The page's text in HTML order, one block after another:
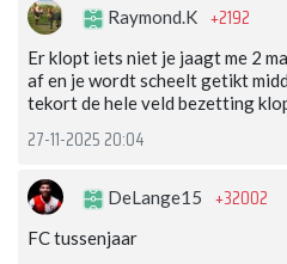
Raymond.K +2192
Er klopt iets niet je jaagt me 2
af en je wordt scheelt getikt
tekort de hele veld bezetting
27-11-2025 20:04
DeLange15 +32002
FC tussenjaar